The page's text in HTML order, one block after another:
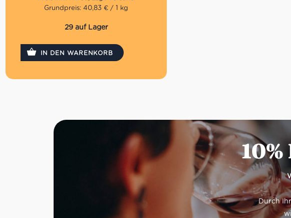
natürlichen Steinpilzen
Erstklassige Qualität
Perfekt als Vorspeise
Grundpreis: 40,83 € / 1 kg
29 auf Lager
IN DEN WARENKORB
Durch